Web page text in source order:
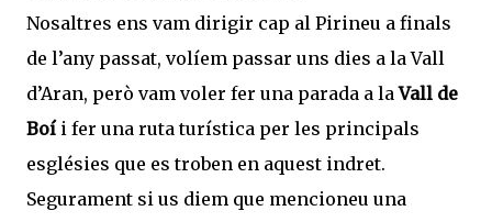
Nosaltres ens vam dirigir cap al Pirineu a finals
de l’any passat, volíem passar uns dies a la Vall
d’Aran, però vam voler fer una parada a laVall de
Boí i fer una ruta turística per les principals
esglésies que es troben en aquest indret.
Segurament si us diem que mencioneu una